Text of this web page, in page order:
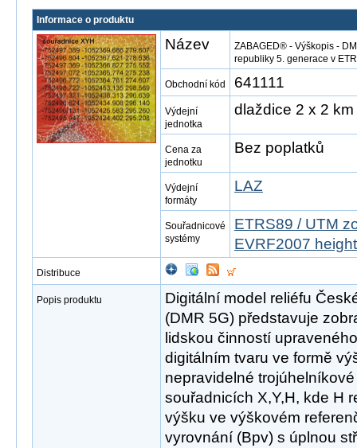
Informace o produktu
Název
ZABAGED® - Výškopis -
republiky 5. generace v
Obchodní kód 641111
Výdejní
jednotka
dlaždice 2 x 2 km
Cena za
jednotku
Bez poplatků
Výdejní
formáty
LAZ
Souřadnicové
systémy
ETRS89 / UTM
EVRF2007 height
Distribuce
Popis produktu
Digitální model reliéfu
(DMR 5G) představuje
lidskou činností
digitálním tvaru ve formě
nepravidelné
souřadnicích X,Y,H, kde H
výšku ve výškovém
vyrovnání (Bpv) s úplnou